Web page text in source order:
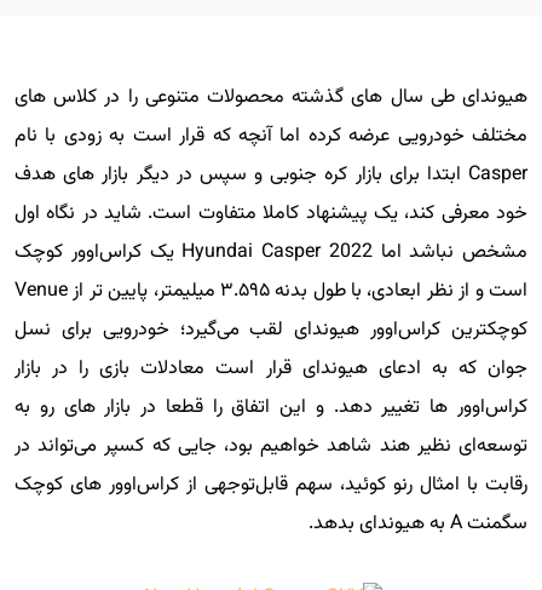
هیوندای طی سال های گذشته محصولات متنوعی را در کلاس های
مختلف خودرویی عرضه کرده اما آنچه که قرار است به زودی با نام
Casper ابتدا برای بازار کره جنوبی و سپس در دیگر بازار های هدف
خود معرفی کند، یک پیشنهاد کاملا متفاوت است. شاید در نگاه اول
مشخص نباشد اما 2022 Hyundai Casper یک کراس‌اوور کوچک
است و از نظر ابعادی، با طول بدنه ۳.۵۹۵ میلیمتر، پایین تر از Venue
کوچکترین کراس‌اوور هیوندای لقب می‌گیرد؛ خودرویی برای نسل
جوان که به ادعای هیوندای قرار است معادلات بازی را در بازار
کراس‌اوور ها تغییر دهد. و این اتفاق را قطعا در بازار های رو به
توسعه‌ای نظیر هند شاهد خواهیم بود، جایی که کسپر می‌تواند در
رقابت با امثال رنو کوئید، سهم قابل‌توجهی از کراس‌اوور های کوچک
سگمنت A به هیوندای بدهد.